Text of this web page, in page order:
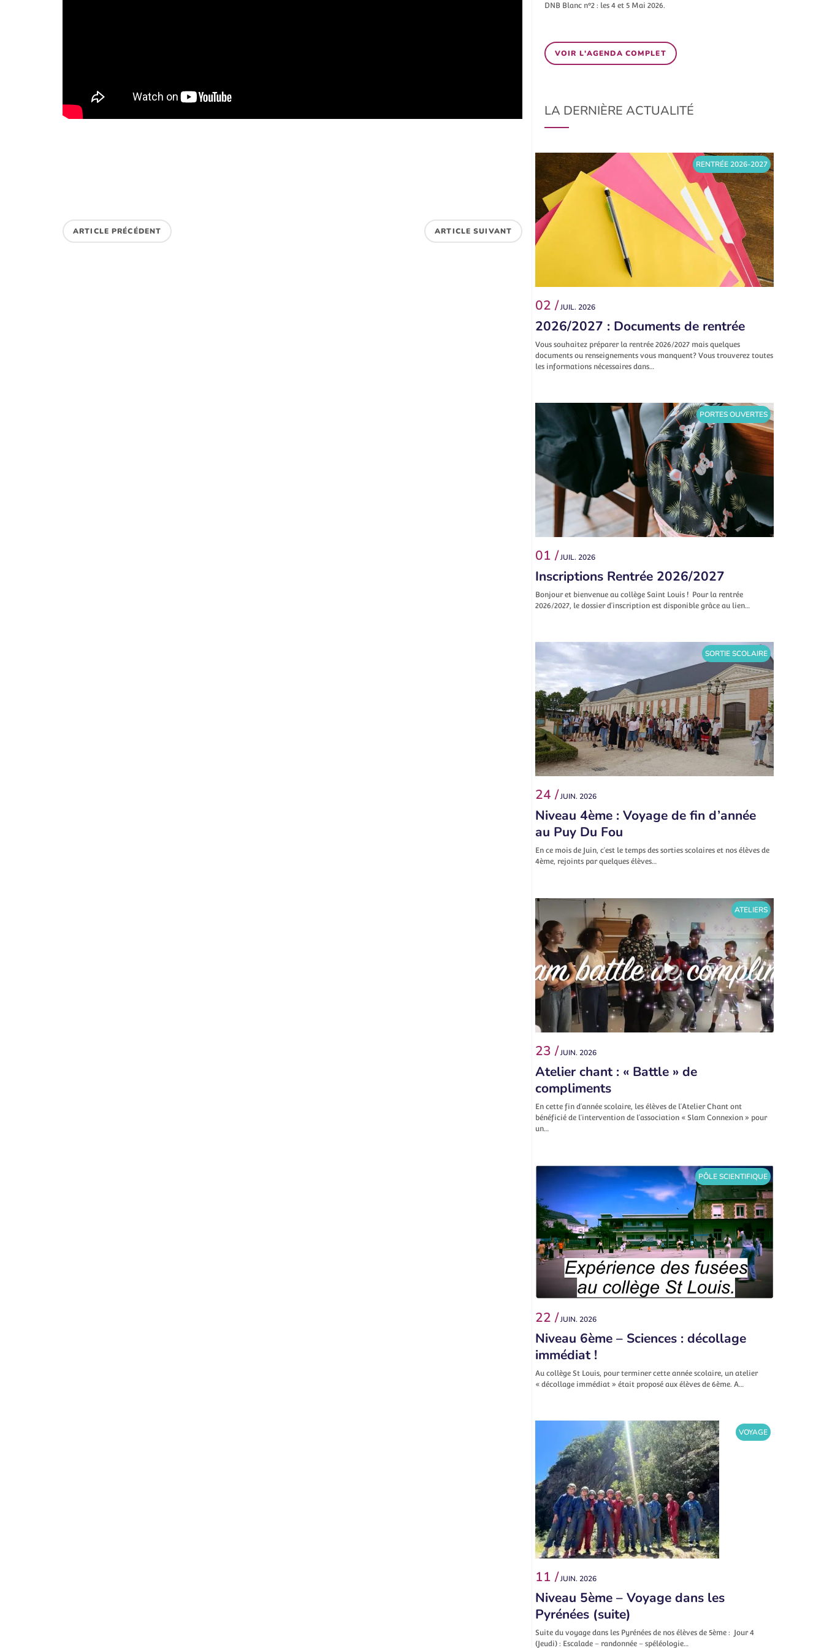
ARTICLE PRÉCÉDENT ARTICLE SUIVANT
DNB Blanc n°2 : les 4 et 5 Mai 2026.
VOIR L'AGENDA COMPLET
LA DERNIÈRE ACTUALITÉ
RENTRÉE 2026-2027
02 /JUIL. 2026
2026/2027 : Documents de rentrée
Vous souhaitez préparer la rentrée 2026/2027 mais quelques
documents ou renseignements vous manquent? Vous trouverez toutes
les informations nécessaires dans…
PORTES OUVERTES
01 /JUIL. 2026
Inscriptions Rentrée 2026/2027
Bonjour et bienvenue au collège Saint Louis ! Pour la rentrée
2026/2027, le dossier d’inscription est disponible grâce au lien…
SORTIE SCOLAIRE
24 /JUIN. 2026
Niveau 4ème : Voyage de fin d’année
au Puy Du Fou
En ce mois de Juin, c’est le temps des sorties scolaires et nos élèves de
4ème, rejoints par quelques élèves…
ATELIERS
23 /JUIN. 2026
Atelier chant : « Battle » de
compliments
En cette fin d’année scolaire, les élèves de l’Atelier Chant ont
bénéficié de l’intervention de l’association « Slam Connexion » pour
un…
PÔLE SCIENTIFIQUE
22 /JUIN. 2026
Niveau 6ème – Sciences : décollage
immédiat !
Au collège St Louis, pour terminer cette année scolaire, un atelier
« décollage immédiat » était proposé aux élèves de 6ème. A…
VOYAGE
11 /JUIN. 2026
Niveau 5ème – Voyage dans les
Pyrénées (suite)
Suite du voyage dans les Pyrénées de nos élèves de 5ème : Jour 4
(Jeudi) : Escalade – randonnée – spéléologie…